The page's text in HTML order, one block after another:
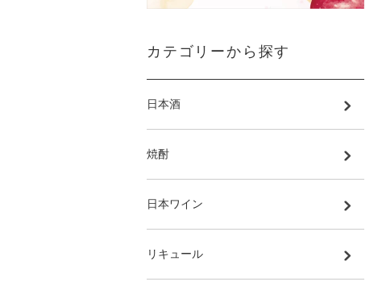
カテゴリーから探す
日本酒
焼酎
日本ワイン
リキュール